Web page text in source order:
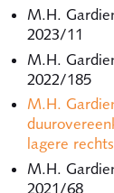
M.H.
2023/11
M.H.
2022/185
M.H.
lagere
M.H.
2021/68